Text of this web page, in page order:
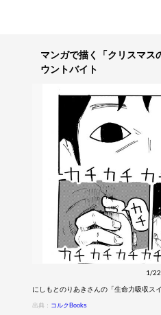
マンガで描く「クリスマ
ウントバイト
1/22
にしもとのりあきさんの「生命力吸収スイ
出典： コルクBooks